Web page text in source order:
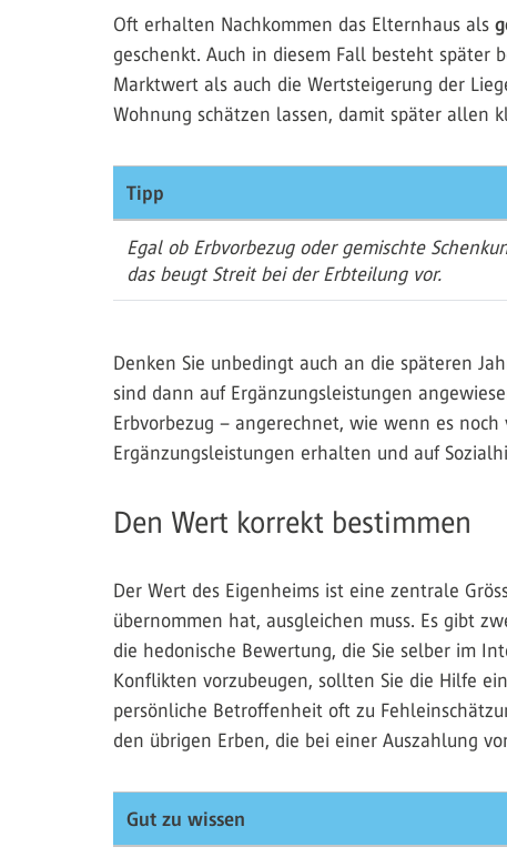
Oft erhalten Nachkommen das Elternhaus als
geschenkt. Auch in diesem Fall besteht später
Marktwert als auch die Wertsteigerung der
Wohnung schätzen lassen, damit später allen
Tipp
Egal ob Erbvorbezug oder gemischte
das beugt Streit bei der Erbteilung vor.
Denken Sie unbedingt auch an die späteren
sind dann auf Ergänzungsleistungen
Erbvorbezug – angerechnet, wie wenn es
Ergänzungsleistungen erhalten und auf
Den Wert korrekt bestimmen
Der Wert des Eigenheims ist eine zentrale
übernommen hat, ausgleichen muss. Es gibt
die hedonische Bewertung, die Sie selber im
Konflikten vorzubeugen, sollten Sie die Hilfe
persönliche Betroffenheit oft zu
den übrigen Erben, die bei einer Auszahlung
Gut zu wissen